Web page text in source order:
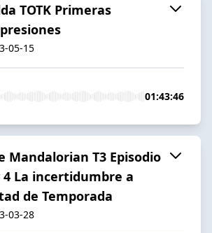
TOTK Primeras
05-15
01:43:46
Mandalorian T3 Episodio
4 La incertidumbre a
de Temporada
03-28